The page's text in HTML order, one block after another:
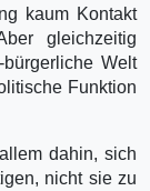
kaum Kontakt
gleichzeitig
Welt
Funktion
dahin, sich
nicht sie zu